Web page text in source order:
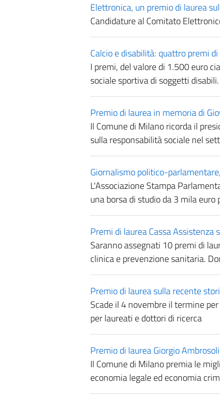
Elettronica, un premio di laurea
Candidature al Comitato
Calcio e disabilità: quattro premi
I premi, del valore di 1.500 euro
sociale sportiva di soggetti
Premio di laurea in memoria di
Il Comune di Milano ricorda il
sulla responsabilità sociale nel
Giornalismo politico-
L'Associazione Stampa
una borsa di studio da 3 mila
Premi di laurea Cassa Assistenza
Saranno assegnati 10 premi di
clinica e prevenzione sanitaria.
Premio di laurea sulla recente
Scade il 4 novembre il termine
per laureati e dottori di ricerca
Premio di laurea Giorgio
Il Comune di Milano premia le
economia legale ed economia